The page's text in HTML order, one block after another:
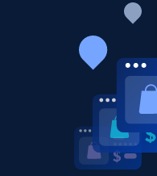
Etsy - Collects
URL, Product id,
Reviews count
price, and more.
1.9K+ 322+